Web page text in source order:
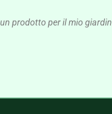
prodotto per il mio